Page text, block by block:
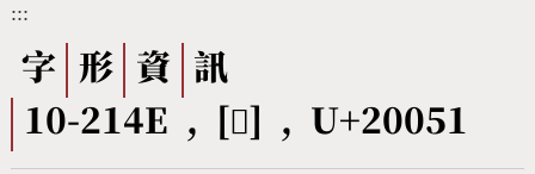
筆順序查詢
CNS查詢 Unicode查詢
字形下載
熱門查詢統計
:::
字 形 資
訊
10-214E , [𠁑] , U+20051